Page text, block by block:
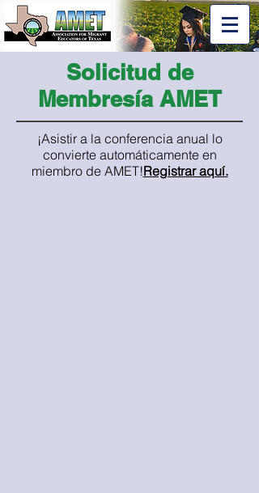
Solicitud de
Membresía AMET
¡Asistir a la conferencia anual lo
convierte automáticamente en
miembro de AMET!Registrar aquí.